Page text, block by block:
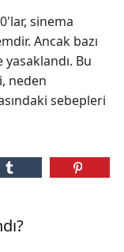
sinema
Ancak bazı
yasaklandı. Bu
neden
sebepleri